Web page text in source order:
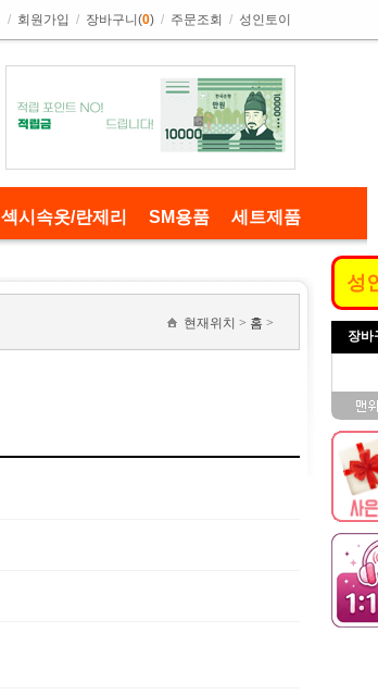
/ 회원가입 / 장바구니(0) / 주문조회 / 성인토이
섹시속옷/란제리 SM용품 세트제품
현재위치 > 홈 >
성
장바